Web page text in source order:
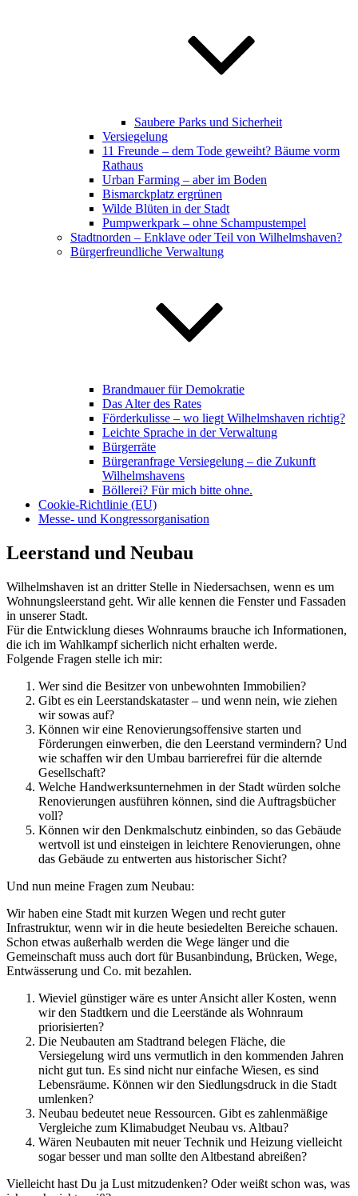
Saubere Parks und Sicherheit
Versiegelung
11 Freunde – dem Tode geweiht? Bäume vorm
Rathaus
Urban Farming – aber im Boden
Bismarckplatz ergrünen
Wilde Blüten in der Stadt
Pumpwerkpark – ohne Schampustempel
Stadtnorden – Enklave oder Teil von Wilhelmshaven?
Bürgerfreundliche Verwaltung
Brandmauer für Demokratie
Das Alter des Rates
Förderkulisse – wo liegt Wilhelmshaven richtig?
Leichte Sprache in der Verwaltung
Bürgerräte
Bürgeranfrage Versiegelung – die Zukunft
Wilhelmshavens
Böllerei? Für mich bitte ohne.
Cookie-Richtlinie (EU)
Messe- und Kongressorganisation
Leerstand und Neubau
Wilhelmshaven ist an dritter Stelle in Niedersachsen, wenn es um
Wohnungsleerstand geht. Wir alle kennen die Fenster und Fassaden
in unserer Stadt.
Für die Entwicklung dieses Wohnraums brauche ich Informationen,
die ich im Wahlkampf sicherlich nicht erhalten werde.
Folgende Fragen stelle ich mir:
Wer sind die Besitzer von unbewohnten Immobilien?
Gibt es ein Leerstandskataster – und wenn nein, wie ziehen
wir sowas auf?
Können wir eine Renovierungsoffensive starten und
Förderungen einwerben, die den Leerstand vermindern? Und
wie schaffen wir den Umbau barrierefrei für die alternde
Gesellschaft?
Welche Handwerksunternehmen in der Stadt würden solche
Renovierungen ausführen können, sind die Auftragsbücher
voll?
Können wir den Denkmalschutz einbinden, so das Gebäude
wertvoll ist und einsteigen in leichtere Renovierungen, ohne
das Gebäude zu entwerten aus historischer Sicht?
Und nun meine Fragen zum Neubau:
Wir haben eine Stadt mit kurzen Wegen und recht guter
Infrastruktur, wenn wir in die heute besiedelten Bereiche schauen.
Schon etwas außerhalb werden die Wege länger und die
Gemeinschaft muss auch dort für Busanbindung, Brücken, Wege,
Entwässerung und Co. mit bezahlen.
Wieviel günstiger wäre es unter Ansicht aller Kosten, wenn
wir den Stadtkern und die Leerstände als Wohnraum
priorisierten?
Die Neubauten am Stadtrand belegen Fläche, die
Versiegelung wird uns vermutlich in den kommenden Jahren
nicht gut tun. Es sind nicht nur einfache Wiesen, es sind
Lebensräume. Können wir den Siedlungsdruck in die Stadt
umlenken?
Neubau bedeutet neue Ressourcen. Gibt es zahlenmäßige
Vergleiche zum Klimabudget Neubau vs. Altbau?
Wären Neubauten mit neuer Technik und Heizung vielleicht
sogar besser und man sollte den Altbestand abreißen?
Vielleicht hast Du ja Lust mitzudenken? Oder weißt schon was, was